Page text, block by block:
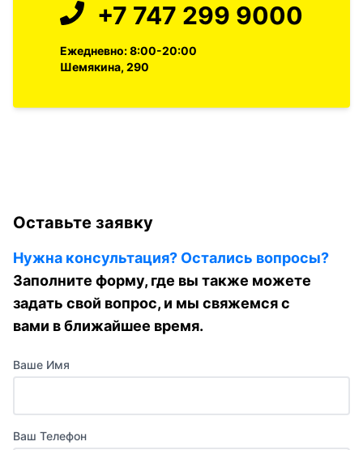
+7 747 299 9000
Ежедневно: 8:00-20:00
Шемякина, 290
Оставьте заявку
Нужна консультация? Остались вопросы?
Заполните форму, где вы также можете
задать свой вопрос, и мы свяжемся с
вами в ближайшее время.
Ваше Имя
Ваш Телефон